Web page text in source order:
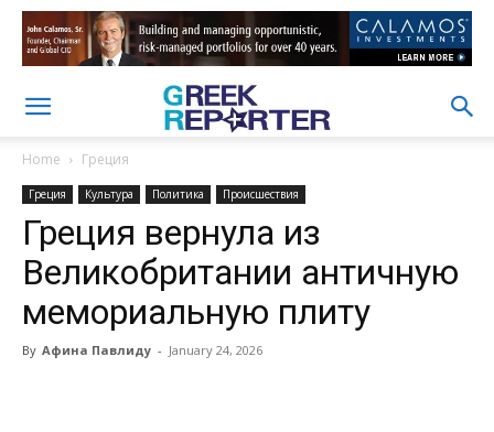
Home Греция
Греция Культура Политика Происшествия
Греция вернула из
Великобритании античную
мемориальную плиту
By Афина Павлиду - January 24, 2026